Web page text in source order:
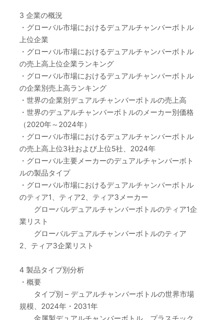
3 企業の概況
・グローバル市場におけるデュアルチャンバーボトル
上位企業
・グローバル市場におけるデュアルチャンバーボトル
の売上高上位企業ランキング
・グローバル市場におけるデュアルチャンバーボトル
の企業別売上高ランキング
・世界の企業別デュアルチャンバーボトルの売上高
・世界のデュアルチャンバーボトルのメーカー別価格
（2020年～2024年）
・グローバル市場におけるデュアルチャンバーボトル
の売上高上位3社および上位5社、2024年
・グローバル主要メーカーのデュアルチャンバーボト
ルの製品タイプ
・グローバル市場におけるデュアルチャンバーボトル
のティア1、ティア2、ティア3メーカー
グローバルデュアルチャンバーボトルのティア1企
業リスト
グローバルデュアルチャンバーボトルのティア
2、ティア3企業リスト
4 製品タイプ別分析
・概要
タイプ別 – デュアルチャンバーボトルの世界市場
規模、2024年・2031年